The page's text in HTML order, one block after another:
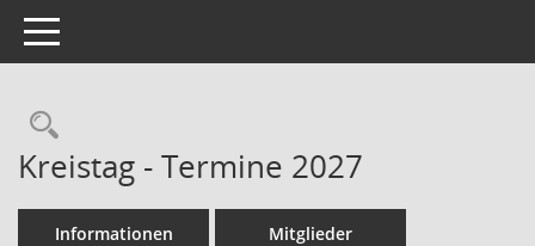
Toggle navigation
Rechercheauswahl
Kreistag - Termine 2027
Informationen Mitglieder